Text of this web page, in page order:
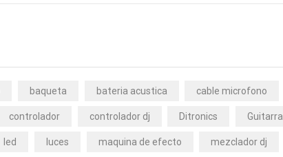
baqueta bateria acustica cable microfono
controlador controlador dj Ditronics Guitarra
led luces maquina de efecto mezclador dj